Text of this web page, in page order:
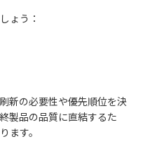
ょう：
新の必要性や優先順位を決
製品の品質に直結するた
ます。